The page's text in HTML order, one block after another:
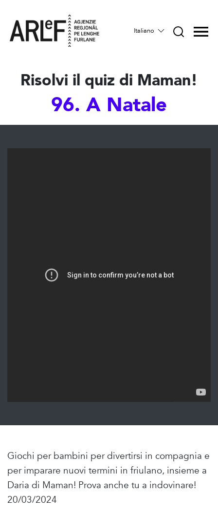
Italiano
Risolvi il quiz di Maman!
96. A Natale
Giochi per bambini per divertirsi in compagnia e
per imparare nuovi termini in friulano, insieme a
Daria di Maman! Prova anche tu a indovinare!
20/03/2024